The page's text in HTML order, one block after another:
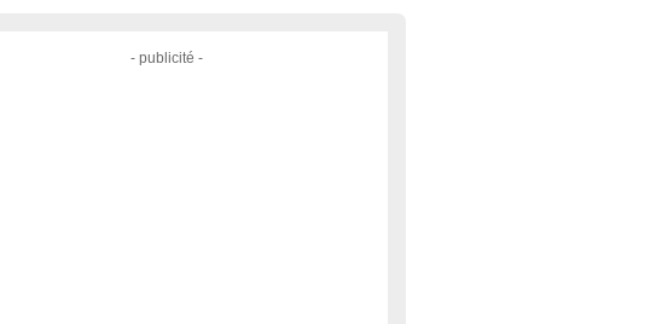
- publicité -